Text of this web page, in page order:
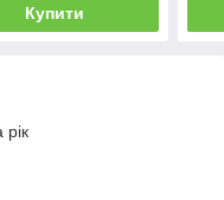
Купити
рік